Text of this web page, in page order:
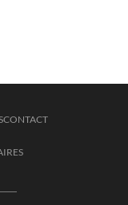
CONTACT